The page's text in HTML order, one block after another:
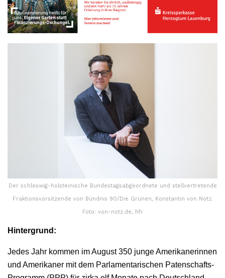
Der schleswig-holsteinische Bundestagsabgeordnete und stellvertretende
Fraktionsvorsitzende von Bündnis 90/Die Grünen, Konstantin von Notz.
Foto: von-notz.de, hfr
Hintergrund:
Jedes Jahr kommen im August 350 junge Amerikanerinnen
und Amerikaner mit dem Parlamentarischen Patenschafts-